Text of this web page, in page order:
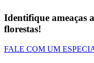
Identifique ameaças
florestas!
FALE COM UM